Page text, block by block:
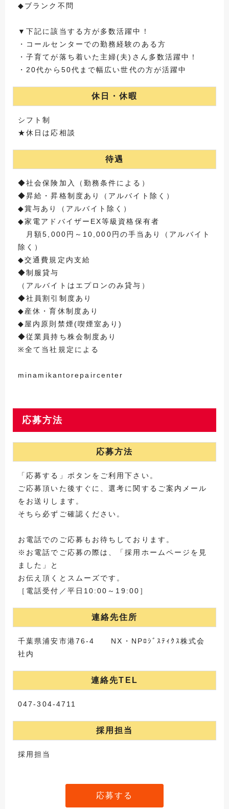
◆ブランク不問
▼下記に該当する方が多数活躍中！
・コールセンターでの勤務経験のある方
・子育てが落ち着いた主婦(夫)さん多数活躍中！
・20代から50代まで幅広い世代の方が活躍中
休日・休暇
シフト制
★休日は応相談
待遇
◆社会保険加入（勤務条件による）
◆昇給・昇格制度あり（アルバイト除く）
◆賞与あり（アルバイト除く）
◆家電アドバイザーEX等級資格保有者
月額5,000円～10,000円の手当あり（アルバイト
除く）
◆交通費規定内支給
◆制服貸与
（アルバイトはエプロンのみ貸与）
◆社員割引制度あり
◆産休・育休制度あり
◆屋内原則禁煙(喫煙室あり)
◆従業員持ち株会制度あり
※全て当社規定による
minamikantorepaircenter
応募方法
応募方法
「応募する」ボタンをご利用下さい。
ご応募頂いた後すぐに、選考に関するご案内メール
をお送りします。
そちら必ずご確認ください。
お電話でのご応募もお待ちしております。
※お電話でご応募の際は、「採用ホームページを見
ました」と
お伝え頂くとスムーズです。
［電話受付／平日10:00～19:00］
連絡先住所
千葉県浦安市港76-4 NX・NPﾛｼﾞｽﾃｨｸｽ株式会
社内
連絡先TEL
047-304-4711
採用担当
採用担当
応募する